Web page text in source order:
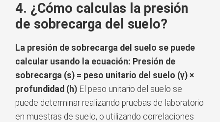
4. ¿Cómo calculas la presión
de sobrecarga del suelo?
La presión de sobrecarga del suelo se puede
calcular usando la ecuación: Presión de
sobrecarga (s) = peso unitario del suelo (γ) ×
profundidad (h) El peso unitario del suelo se
puede determinar realizando pruebas de laboratorio
en muestras de suelo, o utilizando correlaciones